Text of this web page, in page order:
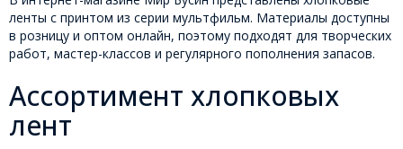
ленты с принтом из серии мультфильм. Материалы доступны
в розницу и оптом онлайн, поэтому подходят для творческих
работ, мастер-классов и регулярного пополнения запасов.
Ассортимент хлопковых
лент